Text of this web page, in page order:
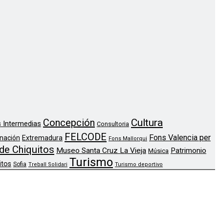
Intermedias Concepción Consultoria Cultura
Extremadura FELCODE Fons Mallorqui
Fons Valencia per
Chiquitos Museo Santa Cruz La Vieja Música Patrimonio
Sofia Treball Solidari Turismo Turismo deportivo